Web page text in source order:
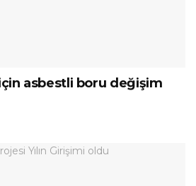
asbestli boru değişim